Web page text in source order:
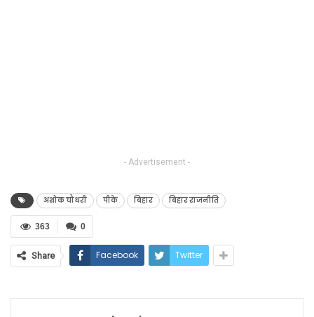
- Advertisement -
अशोक चौधरी पीके बिहार बिहार राजनीति
0
363
Share Facebook Twitter